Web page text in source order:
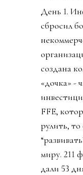
День 1.
сбросил
создана
«дочка» -
FFE,
рулить, то
миру. 211
дали 53